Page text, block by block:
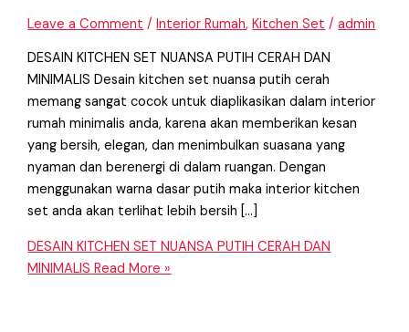
Leave a Comment /Interior Rumah,Kitchen Set /admin
DESAIN KITCHEN SET NUANSA PUTIH CERAH DAN
MINIMALIS Desain kitchen set nuansa putih cerah
memang sangat cocok untuk diaplikasikan dalam interior
rumah minimalis anda, karena akan memberikan kesan
yang bersih, elegan, dan menimbulkan suasana yang
nyaman dan berenergi di dalam ruangan. Dengan
menggunakan warna dasar putih maka interior kitchen
set anda akan terlihat lebih bersih […]
DESAIN KITCHEN SET NUANSA PUTIH CERAH DAN
MINIMALIS Read More »